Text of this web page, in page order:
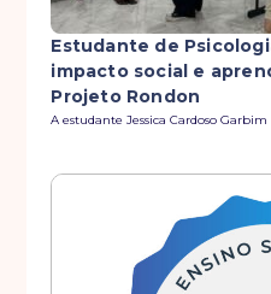
Estudante de
impacto social e
Projeto Rondon
A estudante Jessica Cardoso Garbim